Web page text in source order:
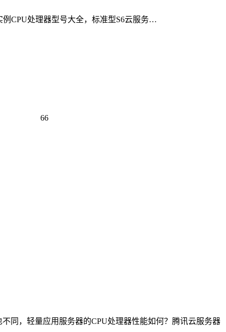
例CPU处理器型号大全，标准型S6云服务…
66
同，轻量应用服务器的CPU处理器性能如何？腾讯云服务器